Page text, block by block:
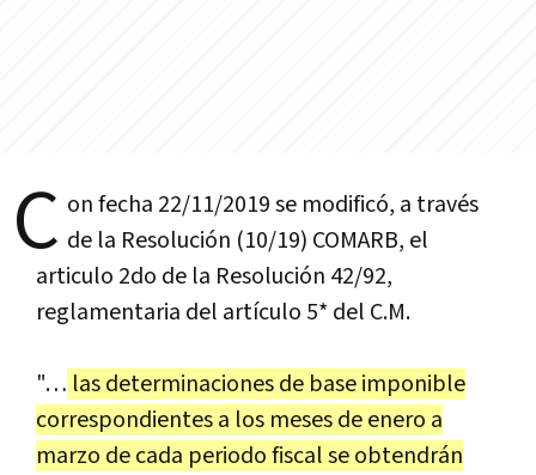
C on fecha 22/11/2019 se modificó, a través
de la Resolución (10/19) COMARB, el
articulo 2do de la Resolución 42/92,
reglamentaria del artículo 5* del C.M.
"… las determinaciones de base imponible
correspondientes a los meses de enero a
marzo de cada periodo fiscal se obtendrán